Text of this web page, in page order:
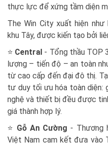
thực lực để xứng tầm diện
The Win City xuất hiện
khu Tây, được kiến tạo bởi
⭐ Central - Tổng thầu TOP
lượng – tiến độ – an toàn
từ cao cấp đến đại đô thị.
tư duy tối ưu hóa toàn diện:
nghệ và thiết bị đều được
giá thành hợp lý.
⭐ Gỗ An Cường - Thương
Việt Nam cam kết đưa vào